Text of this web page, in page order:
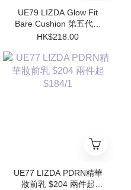
UE79 LIZDA Glow Fit
Bare Cushion 第五代閃
亮氣墊 $218 兩件起
Refill)
HK$218.00
UE77 LIZDA PDRN精華
妝前乳 $204 兩件起